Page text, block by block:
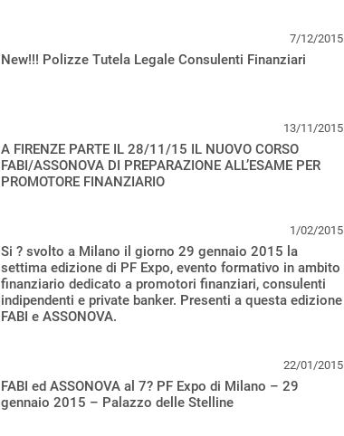
7/12/2015
New!!! Polizze Tutela Legale Consulenti Finanziari
13/11/2015
A FIRENZE PARTE IL 28/11/15 IL NUOVO CORSO
FABI/ASSONOVA DI PREPARAZIONE ALL’ESAME PER
PROMOTORE FINANZIARIO
1/02/2015
Si ? svolto a Milano il giorno 29 gennaio 2015 la
settima edizione di PF Expo, evento formativo in ambito
finanziario dedicato a promotori finanziari, consulenti
indipendenti e private banker. Presenti a questa edizione
FABI e ASSONOVA.
22/01/2015
FABI ed ASSONOVA al 7? PF Expo di Milano – 29
gennaio 2015 – Palazzo delle Stelline